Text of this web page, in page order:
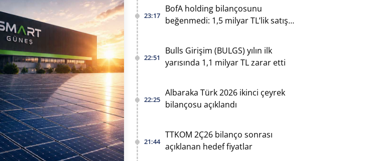
23:17
BofA holding bilançosunu
beğenmedi: 1,5 milyar TL’lik satış
22:51
Bulls Girişim (BULGS) yılın ilk
yarısında 1,1 milyar TL zarar etti
22:25
Albaraka Türk 2026 ikinci çeyrek
bilançosu açıklandı
21:44
TTKOM 2Ç26 bilanço sonrası
açıklanan hedef fiyatlar